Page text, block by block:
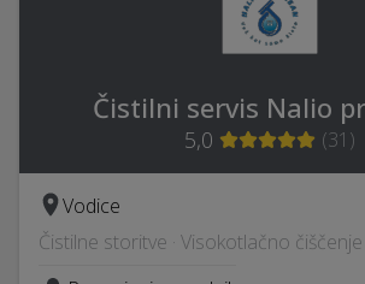
Čistilni servis Nalio
5,0 (31 )
Vodice
Čistilne storitve · Visokotlačno